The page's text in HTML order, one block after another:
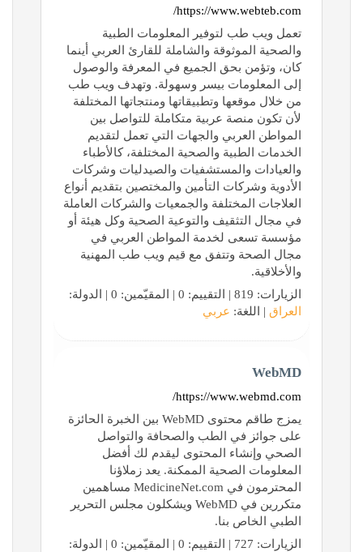
https://www.webteb.com/
تعمل ويب طب لتوفير المعلومات الطبية
والصحية الموثوقة والشاملة للقارئ العربي أينما
كان، وتؤمن بحق الجميع في المعرفة والوصول
إلى المعلومات بيسر وسهولة. وتهدف ويب طب
من خلال موقعها وتطبيقاتها ومنتجاتها المختلفة
لأن تكون منصة عربية متكاملة للتواصل بين
المواطن العربي والجهات التي تعمل لتقديم
الخدمات الطبية والصحية المختلفة، كالأطباء
والعيادات والمستشفيات والصيدليات وشركات
الأدوية وشركات التأمين والمختصين بتقديم أنواع
العلاجات المختلفة والجمعيات والشركات العاملة
في مجال التثقيف والتوعية الصحية وكل هيئة أو
مؤسسة تسعى لخدمة المواطن العربي في
مجال الصحة وتتفق مع قيم ويب طب المهنية
والأخلاقية.
الزيارات: 819 | التقييم: 0 | المقيّمين: 0 | الدولة:
العراق | اللغة: عربي
WebMD
https://www.webmd.com/
يمزج طاقم محتوى WebMD بين الخبرة الحائزة
على جوائز في الطب والصحافة والتواصل
الصحي وإنشاء المحتوى ليقدم لك أفضل
المعلومات الصحية الممكنة. يعد زملاؤنا
المحترمون في MedicineNet.com مساهمين
متكررين في WebMD ويشكلون مجلس التحرير
الطبي الخاص بنا.
الزيارات: 727 | التقييم: 0 | المقيّمين: 0 | الدولة: